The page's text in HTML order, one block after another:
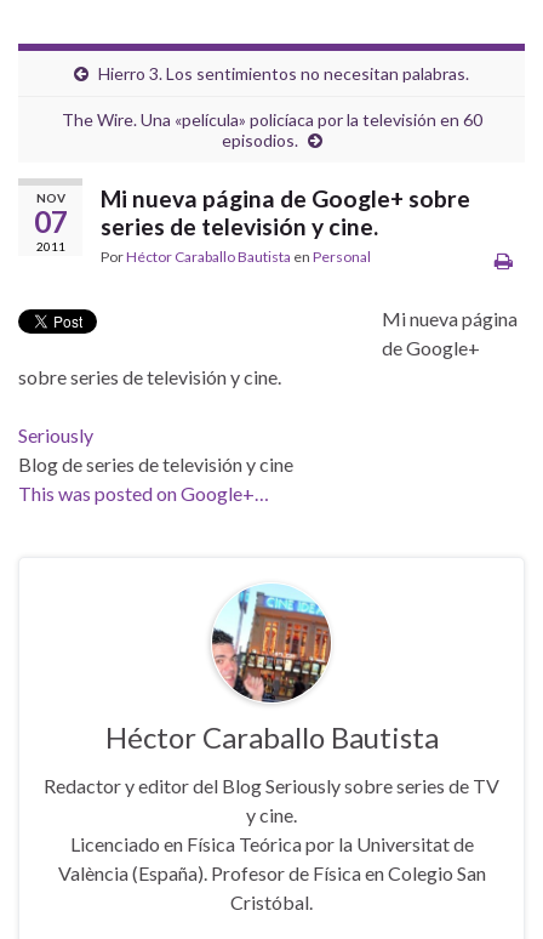
Hierro 3. Los sentimientos no necesitan palabras.
The Wire. Una «película» policíaca por la televisión en 60
episodios.
NOV
07
2011
Mi nueva página de Google+ sobre
series de televisión y cine.
PorHéctor Caraballo Bautista en Personal
Mi nueva página
de Google+
sobre series de televisión y cine.
Seriously
Blog de series de televisión y cine
This was posted on Google+…
Héctor Caraballo Bautista
Redactor y editor del Blog Seriously sobre series de TV
y cine.
Licenciado en Física Teórica por la Universitat de
València (España). Profesor de Física en Colegio San
Cristóbal.